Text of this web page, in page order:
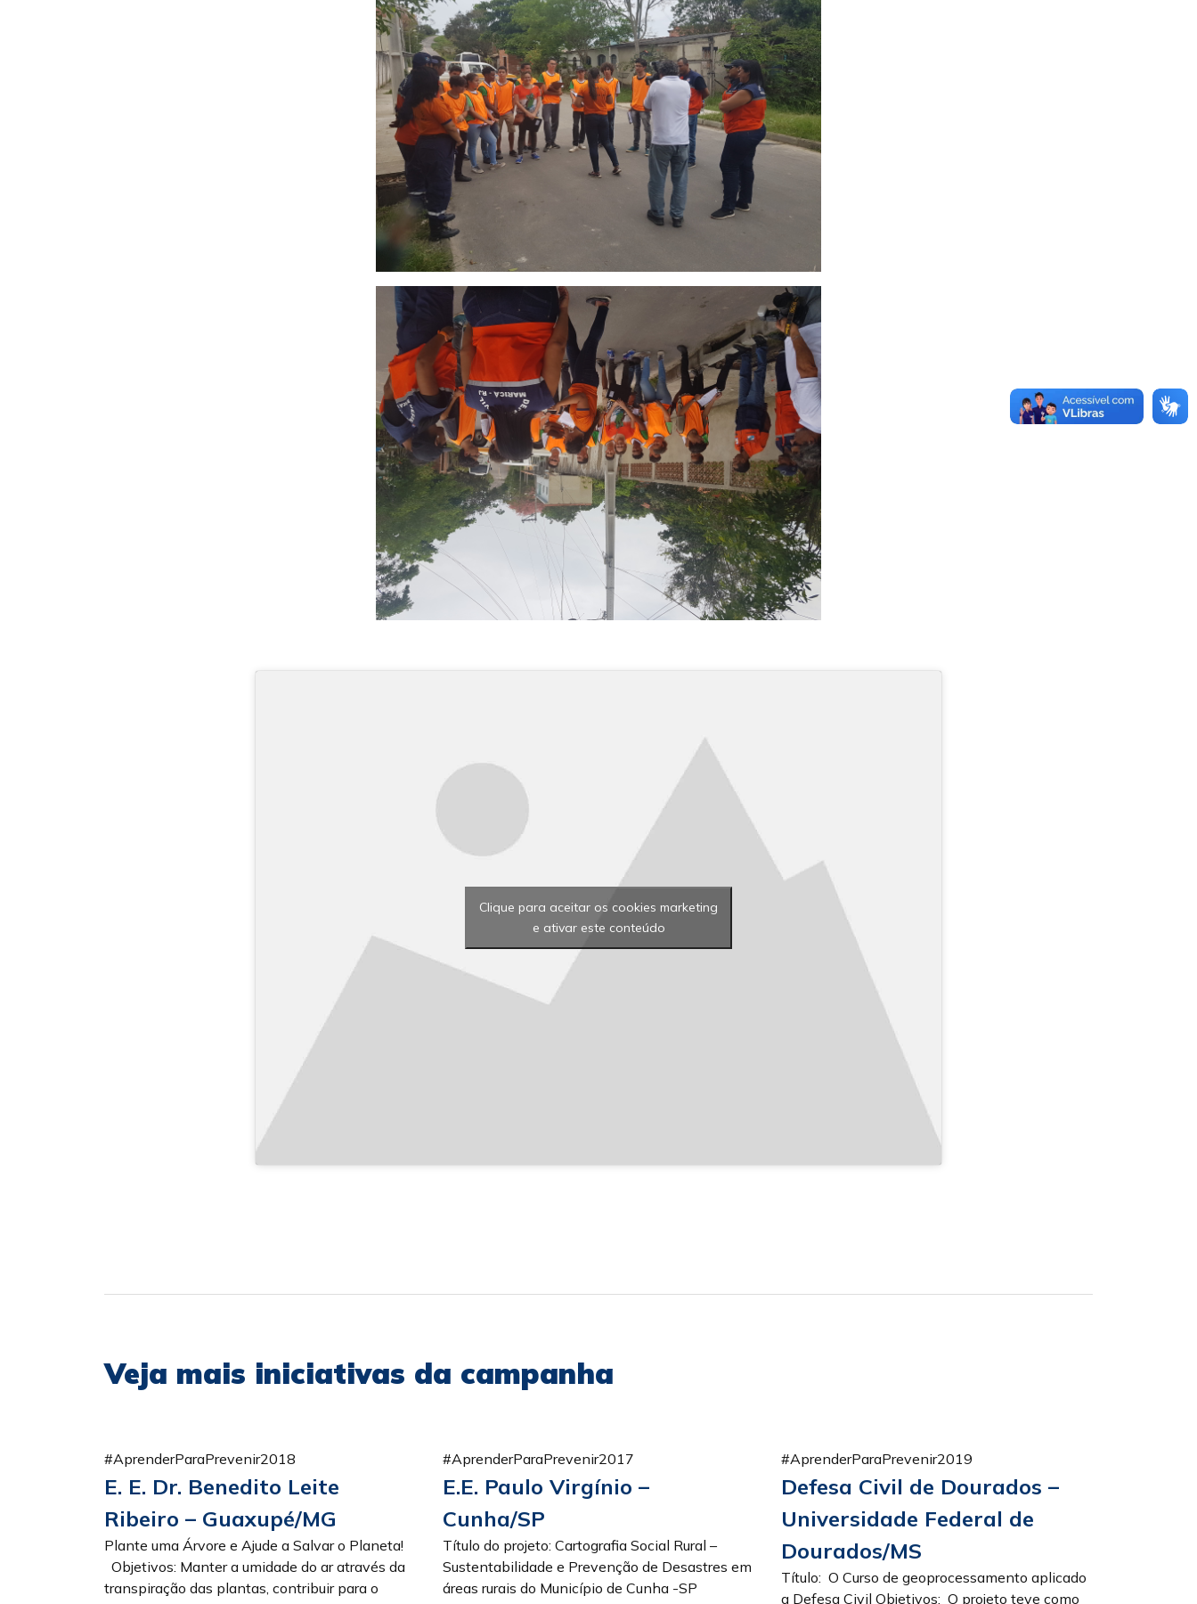
Clique para aceitar os cookies marketing
e ativar este conteúdo
Veja mais iniciativas da campanha
#AprenderParaPrevenir2018
E. E. Dr. Benedito Leite
Ribeiro – Guaxupé/MG
Plante uma Árvore e Ajude a Salvar o Planeta!
Objetivos: Manter a umidade do ar através da
transpiração das plantas, contribuir para o
#AprenderParaPrevenir2017
E.E. Paulo Virgínio –
Cunha/SP
Título do projeto: Cartografia Social Rural –
Sustentabilidade e Prevenção de Desastres em
áreas rurais do Município de Cunha -SP
#AprenderParaPrevenir2019
Defesa Civil de Dourados –
Universidade Federal de
Dourados/MS
Título: O Curso de geoprocessamento aplicado
a Defesa Civil Objetivos: O projeto teve como